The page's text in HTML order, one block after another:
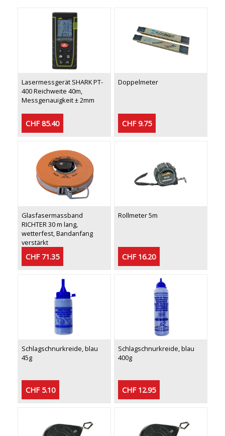
Lasermessgerät SHARK PT-
400 Reichweite 40m,
Messgenauigkeit ± 2mm
CHF 85.40
Doppelmeter
CHF 9.75
Glasfasermassband
RICHTER 30 m lang,
wetterfest, Bandanfang
verstärkt
CHF 71.35
Rollmeter 5m
CHF 16.20
Schlagschnurkreide, blau
45g
CHF 5.10
Schlagschnurkreide, blau
400g
CHF 12.95